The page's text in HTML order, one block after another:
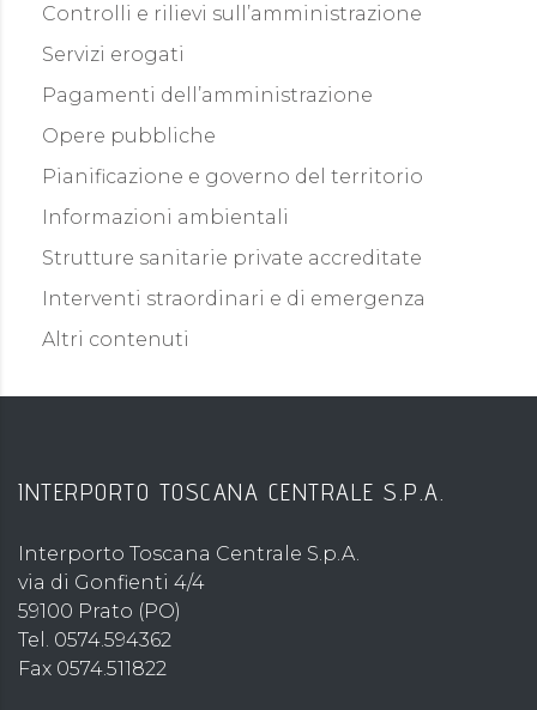
Controlli e rilievi sull’amministrazione
Servizi erogati
Pagamenti dell’amministrazione
Opere pubbliche
Pianificazione e governo del territorio
Informazioni ambientali
Strutture sanitarie private accreditate
Interventi straordinari e di emergenza
Altri contenuti
INTERPORTO TOSCANA CENTRALE S.P.A.
Interporto Toscana Centrale S.p.A.
via di Gonfienti 4/4
59100 Prato (PO)
Tel. 0574.594362
Fax 0574.511822